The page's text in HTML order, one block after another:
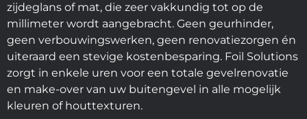
zijdeglans of mat, die zeer vakkundig tot op de
millimeter wordt aangebracht. Geen geurhinder,
geen verbouwingswerken, geen renovatiezorgen én
uiteraard een stevige kostenbesparing. Foil Solutions
zorgt in enkele uren voor een totale gevelrenovatie
en make-over van uw buitengevel in alle mogelijk
kleuren of houttexturen.